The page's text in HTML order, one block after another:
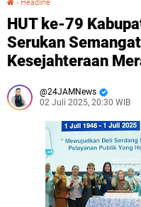
› Headline
HUT ke-79
Serukan
Kesejahteraan
24JAMNews
02 Juli 2025, 20:30 WIB